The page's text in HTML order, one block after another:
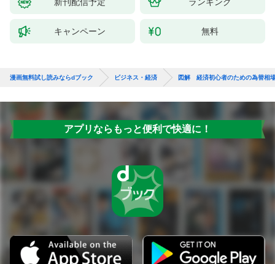
キャンペーン 無料
漫画無料試し読みならdブック ビジネス・経済 図解 経済初心者のための為替相
アプリならもっと便利で快適に！